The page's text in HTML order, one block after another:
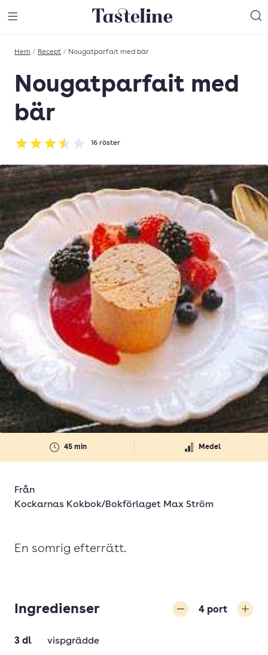
Till Tastelines startsida
Hem / Recept / Nougatparfait med bär
Nougatparfait med
bär
Betyg: 3.5 av 5
16 röster
45 min Medel
Från
Kockarnas Kokbok/Bokförlaget Max Ström
En somrig efterrätt.
Ingredienser 4 port
3 dl
vispgrädde